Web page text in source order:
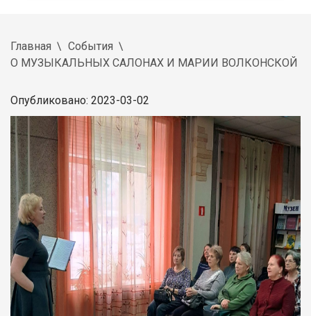
Главная
События
О МУЗЫКАЛЬНЫХ САЛОНАХ И МАРИИ ВОЛКОНСКОЙ
Опубликовано: 2023-03-02